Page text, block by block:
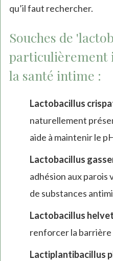
qu’il faut rechercher.
Souches de
particulièrement
la santé intime :
Lactobacillus
naturellement
aide à maintenir le
Lactobacillus
adhésion aux parois
de substances
Lactobacillus
renforcer la
Lactiplantibacillus